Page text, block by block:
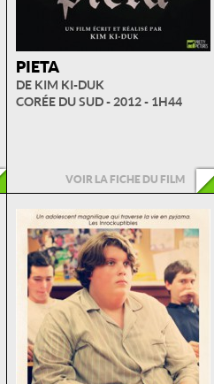
PIETA
DE KIM KI-DUK
CORÉE DU SUD - 2012 - 1H44
VOIR LA FICHE DU FILM